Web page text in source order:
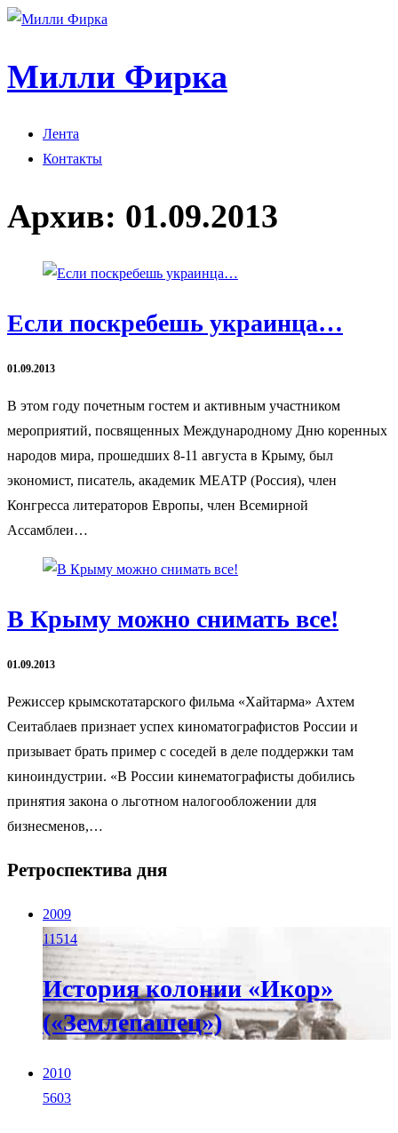
Милли Фирка
Лента
Контакты
Архив: 01.09.2013
Если поскребешь украинца…
01.09.2013
В этом году почетным гостем и активным участником
мероприятий, посвященных Международному Дню коренных
народов мира, прошедших 8-11 августа в Крыму, был
экономист, писатель, академик МЕАТР (Россия), член
Конгресса литераторов Европы, член Всемирной
Ассамблеи…
В Крыму можно снимать все!
01.09.2013
Режиссер крымскотатарского фильма «Хайтарма» Ахтем
Сеитаблаев признает успех киноматографистов России и
призывает брать пример с соседей в деле поддержки там
киноиндустрии. «В России кинематографисты добились
принятия закона о льготном налогообложении для
бизнесменов,…
Ретроспектива дня
2009
11514
История колонии «Икор»
(«Землепашец»)
2010
5603